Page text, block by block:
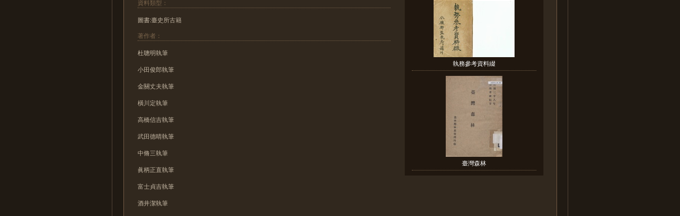
資料類型：
圖書:臺史所古籍
著作者：
杜聰明執筆
小田俊郎執筆
金關丈夫執筆
橫川定執筆
高橋信吉執筆
武田德晴執筆
中脩三執筆
眞柄正直執筆
富士貞吉執筆
酒井潔執筆
執務參考資料綴
臺灣森林